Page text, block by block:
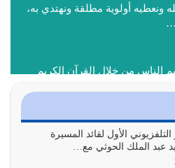
ونعطيه أولوية مطلقة ونهتدي به،
الناس من خلال القرآن الكريم
(أقم الصلاة لذكري) إضافة إلى
الأول لقائد المسيرة
عبد الملك الحوثي مع…